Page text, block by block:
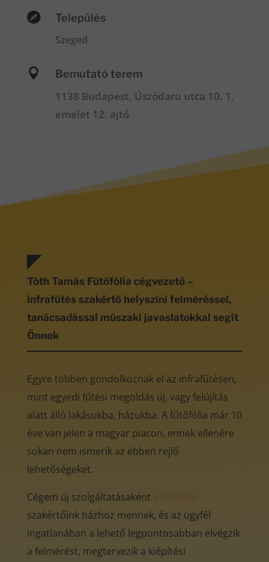
 Település
Szeged
 Bemutató terem
1138 Budapest, Úszódaru utca 10. 1.
emelet 12. ajtó
Tóth Tamás Fűtőfólia cégvezető –
infrafűtés szakértő helyszíni felméréssel,
tanácsadással műszaki javaslatokkal segít
Önnek
Egyre többen gondolkoznak el az infrafűtésen,
mint egyedi fűtési megoldás új, vagy felújítás
alatt álló lakásukba, házukba. A fűtőfólia már 10
éve van jelen a magyar piacon, ennek ellenére
sokan nem ismerik az ebben rejlő
lehetőségeket.
Cégem új szolgáltatásaként infrafűtés
szakértőink házhoz mennek, és az ügyfél
ingatlanában a lehető legpontosabban elvégzik
a felmérést, megtervezik a kiépítési